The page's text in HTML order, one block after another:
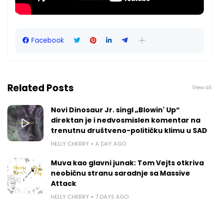
Facebook
Related Posts View all
Novi Dinosaur Jr. singl „Blowin' Up“
direktan je i nedvosmislen komentar na
trenutnu društveno-političku klimu u SAD
HELLY CHERRY A DAY AGO
Muva kao glavni junak: Tom Vejts otkriva
neobičnu stranu saradnje sa Massive
Attack
HELLY CHERRY 7 DAYS AGO